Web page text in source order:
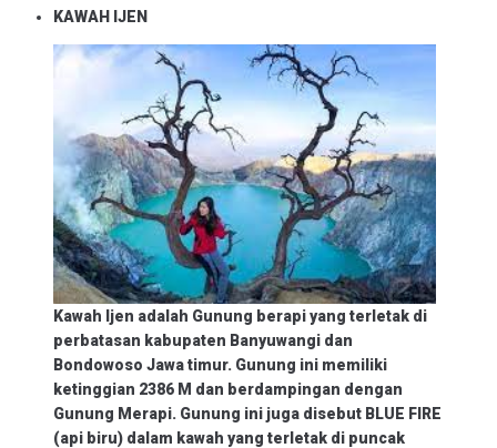
KAWAH IJEN
Kawah Ijen adalah Gunung berapi yang terletak di
perbatasan kabupaten Banyuwangi dan
Bondowoso Jawa timur. Gunung ini memiliki
ketinggian 2386 M dan berdampingan dengan
Gunung Merapi. Gunung ini juga disebut BLUE FIRE
(api biru) dalam kawah yang terletak di puncak